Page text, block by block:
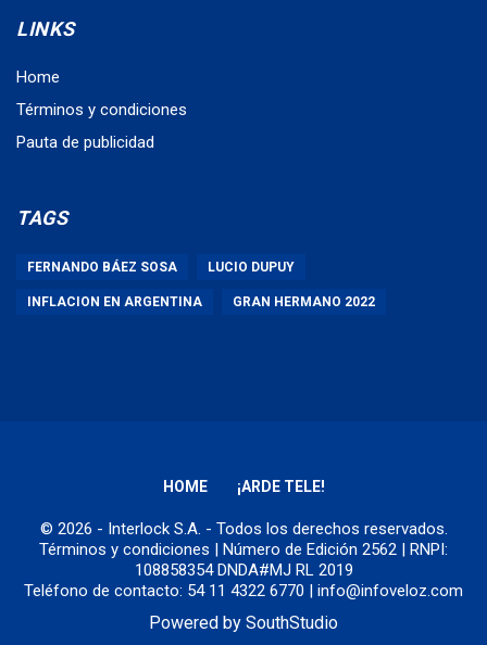
LINKS
Home
Términos y condiciones
Pauta de publicidad
TAGS
FERNANDO BÁEZ SOSA LUCIO DUPUY
INFLACION EN ARGENTINA GRAN HERMANO 2022
HOME ¡ARDE TELE!
© 2026 - Interlock S.A. - Todos los derechos reservados.
Términos y condiciones | Número de Edición 2562 | RNPI:
108858354 DNDA#MJ RL 2019
Teléfono de contacto: 54 11 4322 6770 | info@infoveloz.com
Powered by SouthStudio